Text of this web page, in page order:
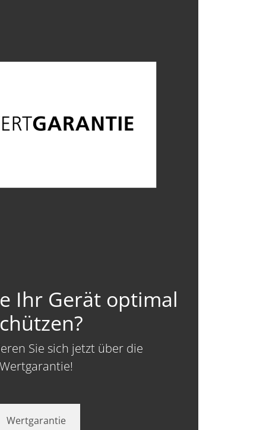
Ihr Gerät optimal
Sie sich jetzt über die
Wertgarantie!
Wertgarantie